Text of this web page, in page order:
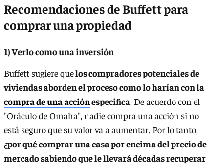
Recomendaciones de Buffett para
comprar una propiedad
1) Verlo como una inversión
Buffett sugiere quelos compradores potenciales de
viviendas aborden el proceso como lo harían con la
compra de una acciónespecífica. De acuerdo con el
"Oráculo de Omaha", nadie compra una acción si no
está seguro que su valor va a aumentar. Por lo tanto,
¿por qué comprar una casa por encima del precio de
mercado sabiendo que le llevará décadas recuperar